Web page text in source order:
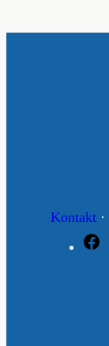
Kontakt ·